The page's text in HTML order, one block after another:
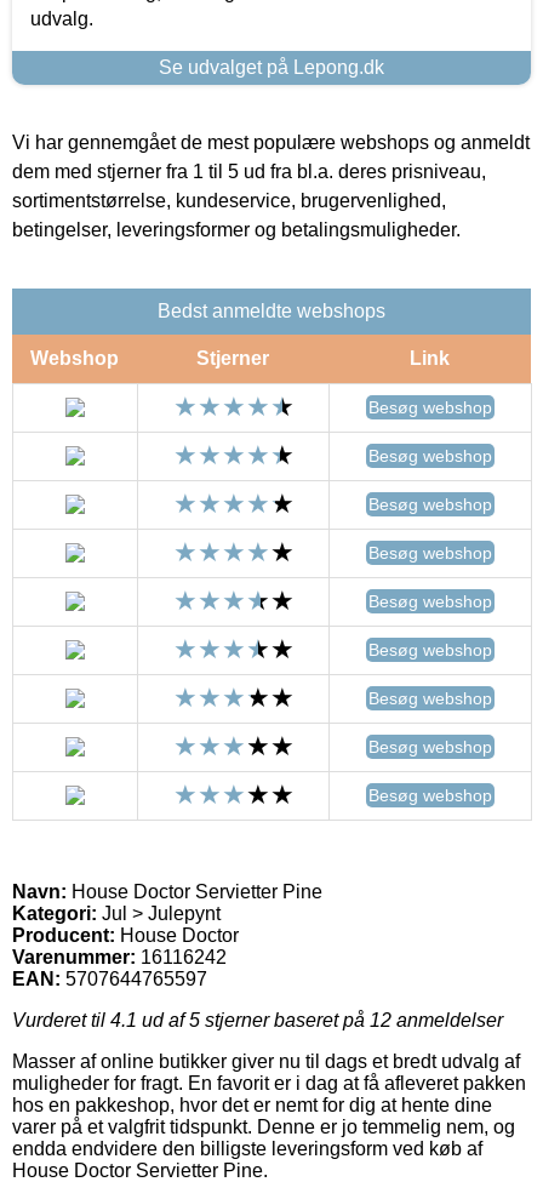
udvalg.
Se udvalget på Lepong.dk
Vi har gennemgået de mest populære webshops og anmeldt
dem med stjerner fra 1 til 5 ud fra bl.a. deres prisniveau,
sortimentstørrelse, kundeservice, brugervenlighed,
betingelser, leveringsformer og betalingsmuligheder.
Bedst anmeldte webshops
Webshop Stjerner Link
Besøg webshop
Besøg webshop
Besøg webshop
Besøg webshop
Besøg webshop
Besøg webshop
Besøg webshop
Besøg webshop
Besøg webshop
Navn: House Doctor Servietter Pine
Kategori: Jul > Julepynt
Producent: House Doctor
Varenummer: 16116242
EAN: 5707644765597
Vurderet til 4.1 ud af 5 stjerner baseret på 12 anmeldelser
Masser af online butikker giver nu til dags et bredt udvalg af
muligheder for fragt. En favorit er i dag at få afleveret pakken
hos en pakkeshop, hvor det er nemt for dig at hente dine
varer på et valgfrit tidspunkt. Denne er jo temmelig nem, og
endda endvidere den billigste leveringsform ved køb af
House Doctor Servietter Pine.